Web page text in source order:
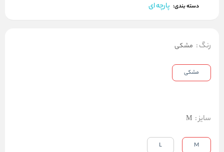
دسته بندی: پارچه ای
رنگ: مشکی
مشکی
سایز:
M
M
L